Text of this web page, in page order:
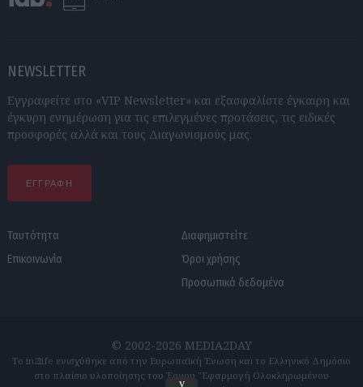
NEWSLETTER
Εγγραφείτε στο «VIP Newsletter» και εξασφαλίστε έγκαιρη και
έγκυρη ενημέρωση για τις επιλεγμένες προτάσεις, τις ειδικές
προσφορές αλλά και τους Διαγωνισμούς μας.
ΕΓΓΡΑΦΗ
Ταυτότητα
Επικοινωνία
Διαφημιστείτε
Όροι χρήσης
Προσωπικά δεδομένα
© 2002-2026 MEDIA2DAY
Το in2life ενισχύθηκε από την Ευρωπαϊκή Ένωση και το Ελληνικό Δημόσιο
στο πλαίσιο υλοποίησης του Έργου "Εφαρμογή Ολοκληρωμένου
v